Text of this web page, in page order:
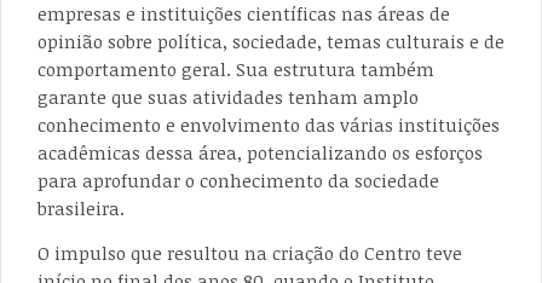
empresas e instituições científicas nas áreas de
opinião sobre política, sociedade, temas culturais e de
comportamento geral. Sua estrutura também
garante que suas atividades tenham amplo
conhecimento e envolvimento das várias instituições
acadêmicas dessa área, potencializando os esforços
para aprofundar o conhecimento da sociedade
brasileira.
O impulso que resultou na criação do Centro teve